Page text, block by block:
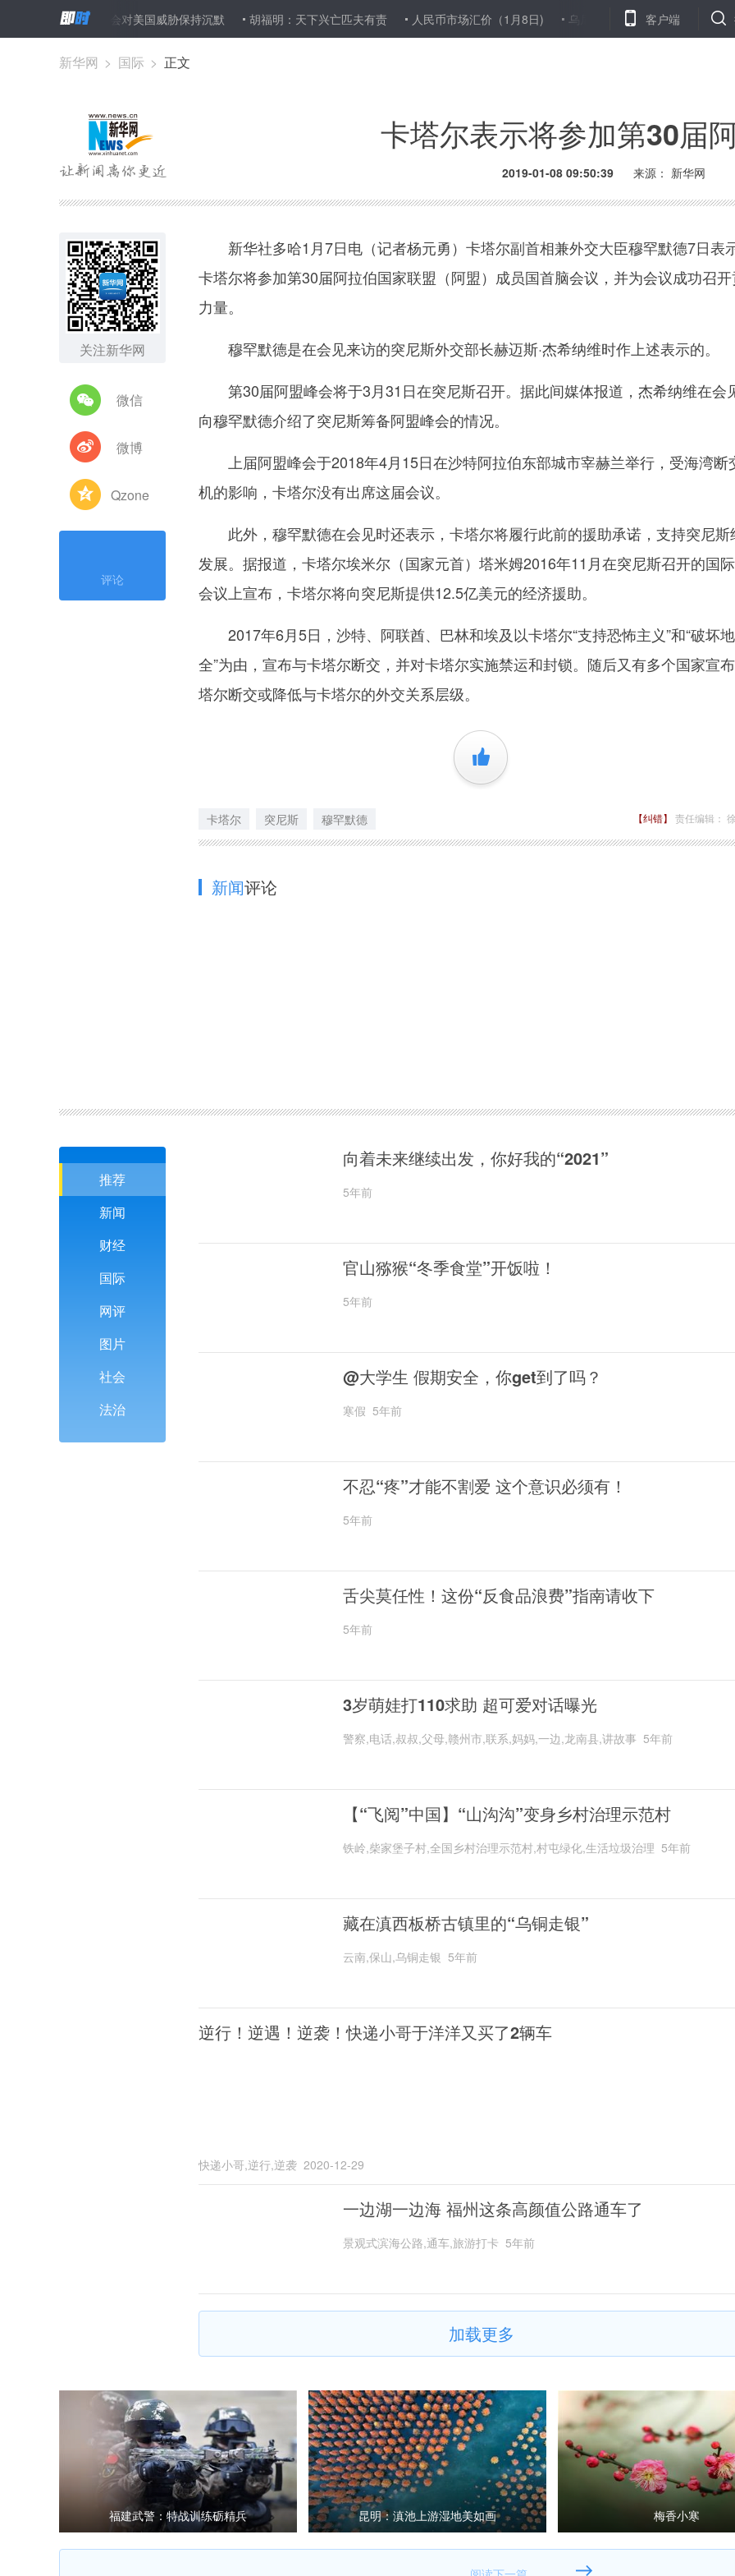
长：伊朗不会对美国威胁保持沉默 胡福明：天下兴亡匹夫有责 人民币市场汇价（1月8日) 乌尼巴图的五处房子折射草原民生巨变
客户端
新华网 > 国际 > 正文
卡塔尔表示将参加第30届
2019-01-08 09:50:39 来源： 新华网
关注新华网
微信
微博
Qzone
评论
新华社多哈1月7日电（记者杨元勇）卡塔尔副首相兼外交大臣穆罕默德7日表
卡塔尔将参加第30届阿拉伯国家联盟（阿盟）成员国首脑会议，并为会议成功召
力量。
穆罕默德是在会见来访的突尼斯外交部长赫迈斯·杰希纳维时作上述表示的。
第30届阿盟峰会将于3月31日在突尼斯召开。据此间媒体报道，杰希纳维在会
向穆罕默德介绍了突尼斯筹备阿盟峰会的情况。
上届阿盟峰会于2018年4月15日在沙特阿拉伯东部城市宰赫兰举行，受海湾断
机的影响，卡塔尔没有出席这届会议。
此外，穆罕默德在会见时还表示，卡塔尔将履行此前的援助承诺，支持突尼斯
发展。据报道，卡塔尔埃米尔（国家元首）塔米姆2016年11月在突尼斯召开的国
会议上宣布，卡塔尔将向突尼斯提供12.5亿美元的经济援助。
2017年6月5日，沙特、阿联酋、巴林和埃及以卡塔尔“支持恐怖主义”和“破坏
全”为由，宣布与卡塔尔断交，并对卡塔尔实施禁运和封锁。随后又有多个国家宣
塔尔断交或降低与卡塔尔的外交关系层级。
+1
卡塔尔 突尼斯 穆罕默德 【纠错】 责任编辑：
新闻评论
推荐
新闻
财经
国际
网评
图片
社会
法治
向着未来继续出发，你好我的“2021”
5年前
官山猕猴“冬季食堂”开饭啦！
5年前
@大学生 假期安全，你get到了吗？
寒假 5年前
不忍“疼”才能不割爱 这个意识必须有！
5年前
舌尖莫任性！这份“反食品浪费”指南请收下
5年前
3岁萌娃打110求助 超可爱对话曝光
警察,电话,叔叔,父母,赣州市,联系,妈妈,一边,龙南县,讲故事 5年前
【“飞阅”中国】“山沟沟”变身乡村治理示范村
铁岭,柴家堡子村,全国乡村治理示范村,村屯绿化,生活垃圾治理 5年前
藏在滇西板桥古镇里的“乌铜走银”
云南,保山,乌铜走银 5年前
逆行！逆遇！逆袭！快递小哥于洋洋又买了2辆车
快递小哥,逆行,逆袭 2020-12-29
一边湖一边海 福州这条高颜值公路通车了
景观式滨海公路,通车,旅游打卡 5年前
加载更多
福建武警：特战训练砺精兵 昆明：滇池上游湿地美如画 梅香小寒